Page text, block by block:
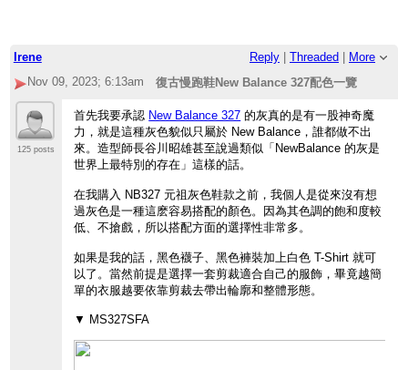
Irene Reply Threaded
More
Nov 09, 2023; 6:13am
復古慢跑鞋New Balance 327配色一覽
125 posts
首先我要承認 New Balance 327 的灰真的是有一股神奇魔
力，就是這種灰色貌似只屬於 New Balance，誰都做不出
來。造型師長谷川昭雄甚至說過類似「NewBalance 的灰是
世界上最特別的存在」這樣的話。
在我購入 NB327 元祖灰色鞋款之前，我個人是從來沒有想
過灰色是一種這麽容易搭配的顏色。因為其色調的飽和度較
低、不搶戲，所以搭配方面的選擇性非常多。
如果是我的話，黑色襪子、黑色褲裝加上白色 T-Shirt 就可
以了。當然前提是選擇一套剪裁適合自己的服飾，畢竟越簡
單的衣服越要依靠剪裁去帶出輪廓和整體形態。
▼ MS327SFA